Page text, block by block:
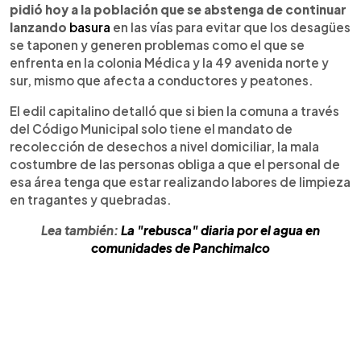
pidió hoy a la población que se abstenga de continuar
lanzando basura en las vías para evitar que los desagües
se taponen y generen problemas como el que se
enfrenta en la colonia Médica y la 49 avenida norte y
sur, mismo que afecta a conductores y peatones.
El edil capitalino detalló que si bien la comuna a través
del Código Municipal solo tiene el mandato de
recolección de desechos a nivel domiciliar, la mala
costumbre de las personas obliga a que el personal de
esa área tenga que estar realizando labores de limpieza
en tragantes y quebradas.
Lea también: La "rebusca" diaria por el agua en
comunidades de Panchimalco